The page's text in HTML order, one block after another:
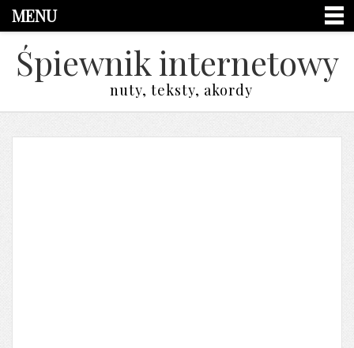
MENU
Śpiewnik internetowy
nuty, teksty, akordy